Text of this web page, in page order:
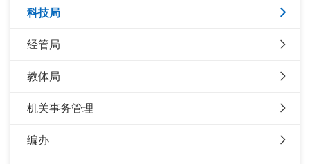
科技局
经管局
教体局
机关事务管理
编办